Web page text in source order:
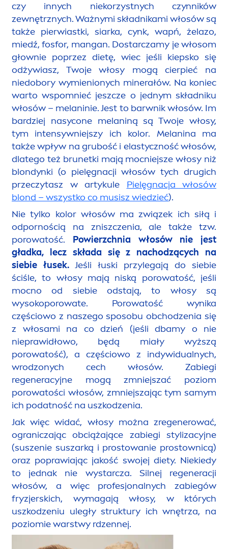
czy innych niekorzystnych czynników
zewnętrznych. Ważnymi składnikami włosów są
także pierwiastki, siarka, cynk, wapń, żelazo,
miedź, fosfor, mangan. Dostarczamy je włosom
głownie poprzez dietę, wiec jeśli kiepsko się
odżywiasz, Twoje włosy mogą cierpieć na
niedobory wymienionych minerałów. Na koniec
warto wspomnieć jeszcze o jednym składniku
włosów – melaninie. Jest to barwnik włosów. Im
bardziej nasycone melaniną są Twoje włosy,
tym intensywniejszy ich kolor. Melanina ma
także wpływ na grubość i elastyczność włosów,
dlatego też brunetki mają mocniejsze włosy niż
blondynki (o pielęgnacji włosów tych drugich
przeczytasz w artykule Pielęgnacja włosów
blond – wszystko co musisz wiedzieć).
Nie tylko kolor włosów ma związek ich siłą i
odpornością na zniszczenia, ale także tzw.
porowatość. Powierzchnia włosów nie jest
gładka, lecz składa się z nachodzących na
siebie łusek. Jeśli łuski przylegają do siebie
ściśle, to włosy mają niską porowatość, jeśli
mocno od siebie odstają, to włosy są
wysokoporowate. Porowatość wynika
częściowo z naszego sposobu obchodzenia się
z włosami na co dzień (jeśli dbamy o nie
nieprawidłowo, będą miały wyższą
porowatość), a częściowo z indywidualnych,
wrodzonych cech włosów. Zabiegi
regeneracyjne mogą zmniejszać poziom
porowatości włosów, zmniejszając tym samym
ich podatność na uszkodzenia.
Jak więc widać, włosy można zregenerować,
ograniczając obciążające zabiegi stylizacyjne
(suszenie suszarką i prostowanie prostownicą)
oraz poprawiając jakość swojej diety. Niekiedy
to jednak nie wystarcza. Silnej regeneracji
włosów, a więc profesjonalnych zabiegów
fryzjerskich, wymagają włosy, w których
uszkodzeniu uległy struktury ich wnętrza, na
poziomie warstwy rdzennej.